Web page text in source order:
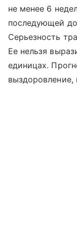
не менее 6
последующей
Серьезность
Ее нельзя
единицах.
выздоровление,